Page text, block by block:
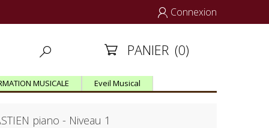
 Connexion
  PANIER (0)
MUSICALE Eveil Musical
piano - Niveau 1